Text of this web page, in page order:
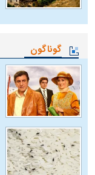
گوناگون